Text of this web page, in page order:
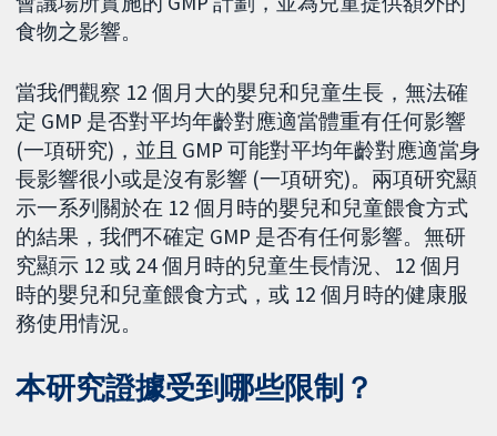
食物之影響。
當我們觀察 12 個月大的嬰兒和兒童生長，無法確
定 GMP 是否對平均年齡對應適當體重有任何影響
(一項研究)，並且 GMP 可能對平均年齡對應適當身
長影響很小或是沒有影響 (一項研究)。兩項研究顯
示一系列關於在 12 個月時的嬰兒和兒童餵食方式
的結果，我們不確定 GMP 是否有任何影響。無研
究顯示 12 或 24 個月時的兒童生長情況、12 個月
時的嬰兒和兒童餵食方式，或 12 個月時的健康服
務使用情況。
本研究證據受到哪些限制？